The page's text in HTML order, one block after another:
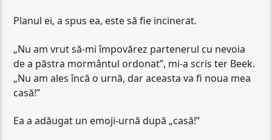
Planul ei, a spus ea, este să fie incinerat.
„Nu am vrut să-mi împovărez partenerul cu nevoia
de a păstra mormântul ordonat”, mi-a scris ter Beek.
„Nu am ales încă o urnă, dar aceasta va fi noua mea
casă!”
Ea a adăugat un emoji-urnă după „casă!”